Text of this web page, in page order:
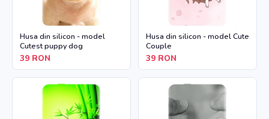
Husa din silicon - model
Cutest puppy dog
39 RON
Husa din silicon - model Cute
Couple
39 RON